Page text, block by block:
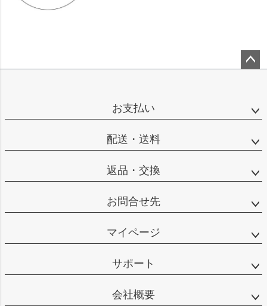
お支払い
配送・送料
返品・交換
お問合せ先
マイページ
サポート
会社概要